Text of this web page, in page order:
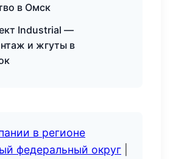
в Омск
Industrial —
и жгуты в
в регионе
федеральный округ